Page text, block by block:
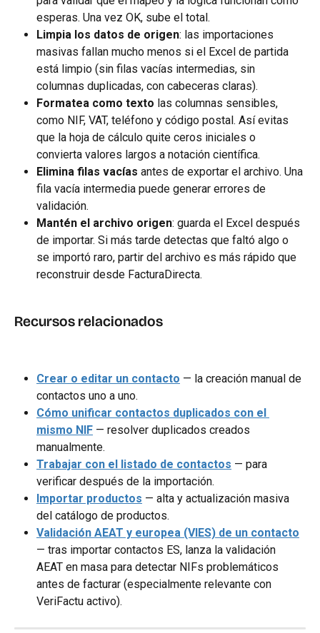
esperas. Una vez OK, sube el total.
Limpia los datos de origen: las importaciones
masivas fallan mucho menos si el Excel de partida
está limpio (sin filas vacías intermedias, sin
columnas duplicadas, con cabeceras claras).
Formatea como texto las columnas sensibles,
como NIF, VAT, teléfono y código postal. Así evitas
que la hoja de cálculo quite ceros iniciales o
convierta valores largos a notación científica.
Elimina filas vacías antes de exportar el archivo. Una
fila vacía intermedia puede generar errores de
validación.
Mantén el archivo origen: guarda el Excel después
de importar. Si más tarde detectas que faltó algo o
se importó raro, partir del archivo es más rápido que
reconstruir desde FacturaDirecta.
Recursos relacionados
Crear o editar un contacto — la creación manual de
contactos uno a uno.
Cómo unificar contactos duplicados con el
mismo NIF — resolver duplicados creados
manualmente.
Trabajar con el listado de contactos — para
verificar después de la importación.
Importar productos — alta y actualización masiva
del catálogo de productos.
Validación AEAT y europea (VIES) de un contacto
— tras importar contactos ES, lanza la validación
AEAT en masa para detectar NIFs problemáticos
antes de facturar (especialmente relevante con
VeriFactu activo).